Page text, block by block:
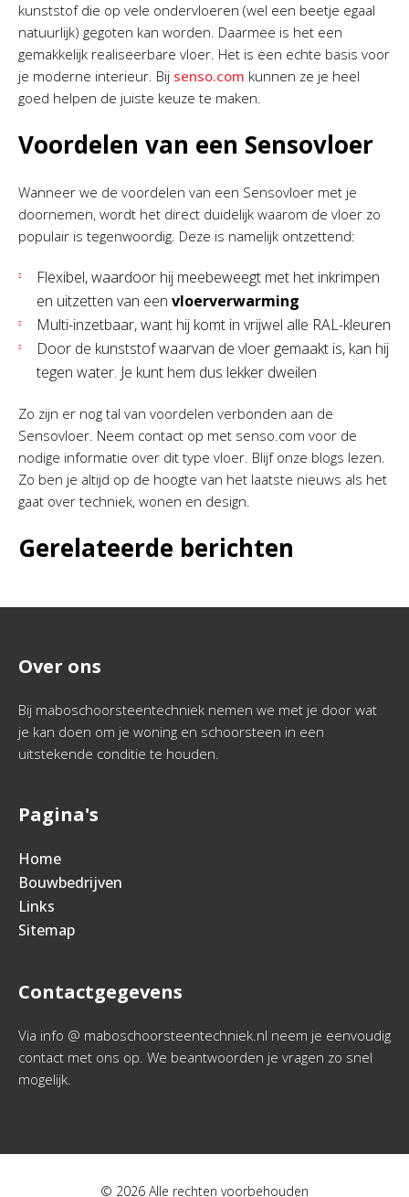
kunststof die op vele ondervloeren (wel een beetje egaal
natuurlijk) gegoten kan worden. Daarmee is het een
gemakkelijk realiseerbare vloer. Het is een echte basis voor
je moderne interieur. Bij senso.com kunnen ze je heel
goed helpen de juiste keuze te maken.
Voordelen van een Sensovloer
Wanneer we de voordelen van een Sensovloer met je
doornemen, wordt het direct duidelijk waarom de vloer zo
populair is tegenwoordig. Deze is namelijk ontzettend:
Flexibel, waardoor hij meebeweegt met het inkrimpen
en uitzetten van een vloerverwarming
Multi-inzetbaar, want hij komt in vrijwel alle RAL-kleuren
Door de kunststof waarvan de vloer gemaakt is, kan hij
tegen water. Je kunt hem dus lekker dweilen
Zo zijn er nog tal van voordelen verbonden aan de
Sensovloer. Neem contact op met senso.com voor de
nodige informatie over dit type vloer. Blijf onze blogs lezen.
Zo ben je altijd op de hoogte van het laatste nieuws als het
gaat over techniek, wonen en design.
Gerelateerde berichten
Over ons
Bij maboschoorsteentechniek nemen we met je door wat
je kan doen om je woning en schoorsteen in een
uitstekende conditie te houden.
Pagina's
Home
Bouwbedrijven
Links
Sitemap
Contactgegevens
Via info @ maboschoorsteentechniek.nl neem je eenvoudig
contact met ons op. We beantwoorden je vragen zo snel
mogelijk.
© 2026 Alle rechten voorbehouden